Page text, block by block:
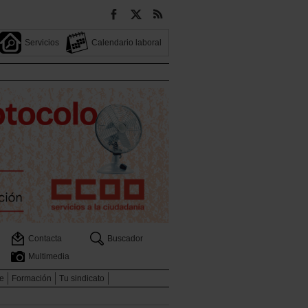
Servicios Calendario laboral
Contacta
Buscador
Multimedia
Formación
Tu sindicato